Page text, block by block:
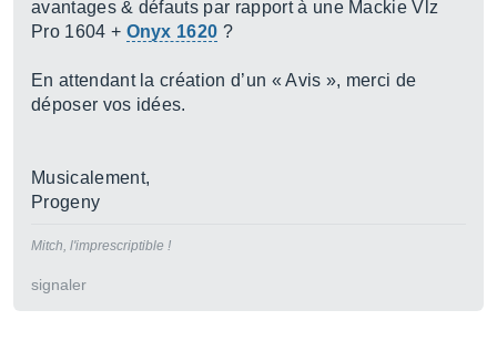
avantages & défauts par rapport à une Mackie Vlz
Pro 1604 + Onyx 1620 ?
En attendant la création d’un « Avis », merci de
déposer vos idées.
Musicalement,
Progeny
Mitch, l'imprescriptible !
signaler